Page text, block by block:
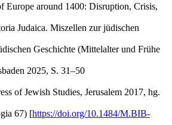
Europe around 1400: Disruption, Crisis,
Judaica. Miszellen zur jüdischen
Geschichte (Mittelalter und Frühe
2025, S. 31–50
of Jewish Studies, Jerusalem 2017, hg.
67) [https://doi.org/10.1484/M.BIB-